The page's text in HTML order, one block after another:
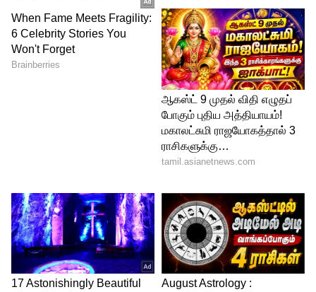
நிறைவேறலாம். குடும்பத்தின் பொருளாதார
நிலையும் மெல்ல உயர்வதற்கான
வாய்ப்புகள் உருவாகலாம்.